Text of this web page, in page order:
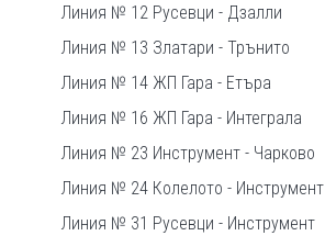
Линия № 12 Русевци - Дзалли
Линия № 13 Златари - Трънито
Линия № 14 ЖП Гара - Етъра
Линия № 16 ЖП Гара - Интеграла
Линия № 23 Инструмент - Чарково
Линия № 24 Колелото - Инструмент
Линия № 31 Русевци - Инструмент